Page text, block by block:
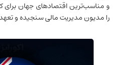
و مناسب‌ترین اقتصادهای جهان برای
را مدیون مدیریت مالی سنجیده و تعهد